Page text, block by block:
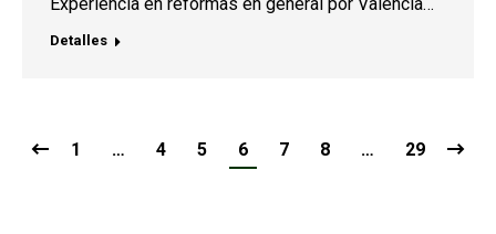
Detalles
1 … 4 5 6 7 8 … 29